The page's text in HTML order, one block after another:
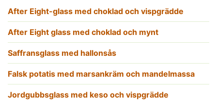
After Eight-glass med choklad och vispgrädde
After Eight glass med choklad och mynt
Saffransglass med hallonsås
Falsk potatis med marsankräm och mandelmassa
Jordgubbsglass med keso och vispgrädde